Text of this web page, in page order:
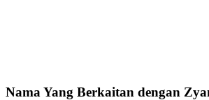
Nama Yang Berkaitan dengan